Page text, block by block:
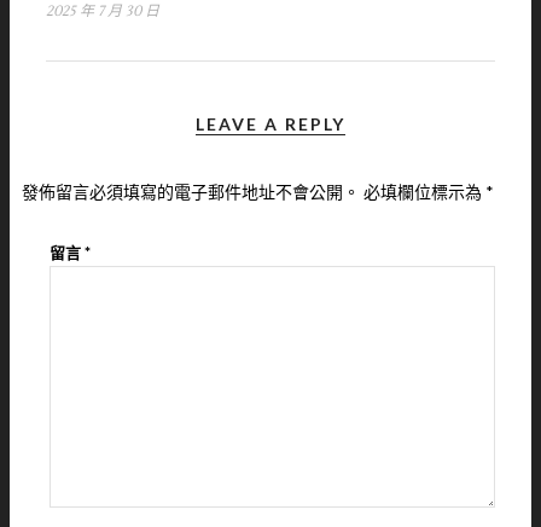
2025 年 7 月 30 日
LEAVE A REPLY
發佈留言必須填寫的電子郵件地址不會公開。 必填欄位標示為 *
留言*